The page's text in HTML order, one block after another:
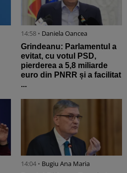
14:58 • Daniela Oancea
Grindeanu: Parlamentul a
evitat, cu votul PSD,
pierderea a 5,8 miliarde
euro din PNRR și a facilitat
...
14:04 • Bugiu ⁠Ana Maria